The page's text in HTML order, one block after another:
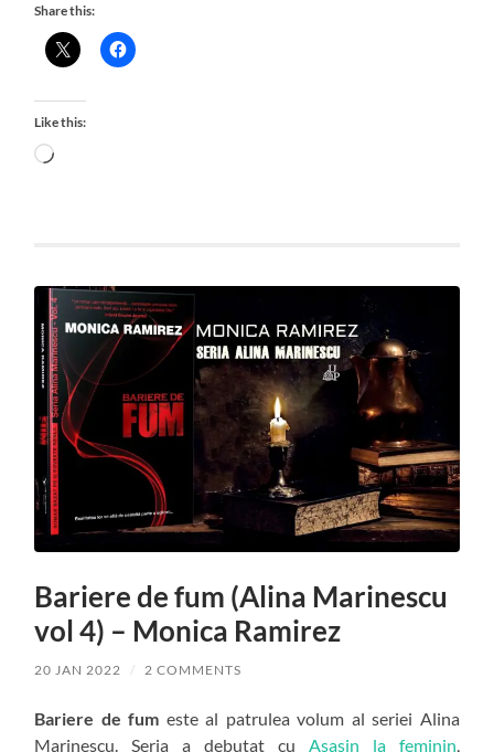
Share this:
Like this:
Loading…
Bariere de fum (Alina Marinescu
vol 4) – Monica Ramirez
20 JAN 2022 / 2 COMMENTS
Bariere de fum este al patrulea volum al seriei Alina
Marinescu. Seria a debutat cu Asasin la feminin